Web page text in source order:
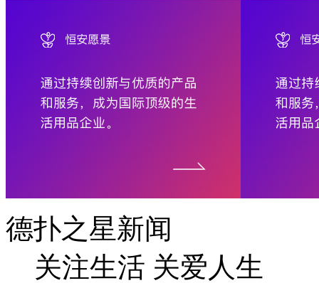
德扑之星新闻
关注生活 关爱人生